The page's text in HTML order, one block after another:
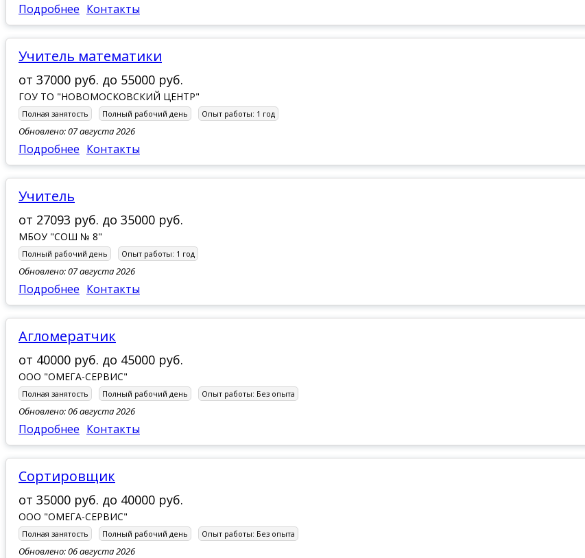
Подробнее Контакты
учитель математики
от 37000 руб. до 55000 руб.
ГОУ ТО "НОВОМОСКОВСКИЙ ЦЕНТР"
Полная занятость Полный рабочий день Опыт работы: 1 год
Обновлено: 07 августа 2026
Подробнее Контакты
Учитель
от 27093 руб. до 35000 руб.
МБОУ "СОШ № 8"
Полный рабочий день Опыт работы: 1 год
Обновлено: 07 августа 2026
Подробнее Контакты
Агломератчик
от 40000 руб. до 45000 руб.
ООО "ОМЕГА-СЕРВИС"
Полная занятость Полный рабочий день Опыт работы: Без опыта
Обновлено: 06 августа 2026
Подробнее Контакты
сортировщик
от 35000 руб. до 40000 руб.
ООО "ОМЕГА-СЕРВИС"
Полная занятость Полный рабочий день Опыт работы: Без опыта
Обновлено: 06 августа 2026